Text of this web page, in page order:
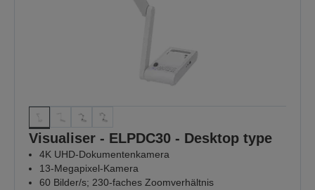
Visualiser - ELPDC30 - Desktop type
4K UHD-Dokumentenkamera
13-Megapixel-Kamera
60 Bilder/s; 230-faches Zoomverhältnis